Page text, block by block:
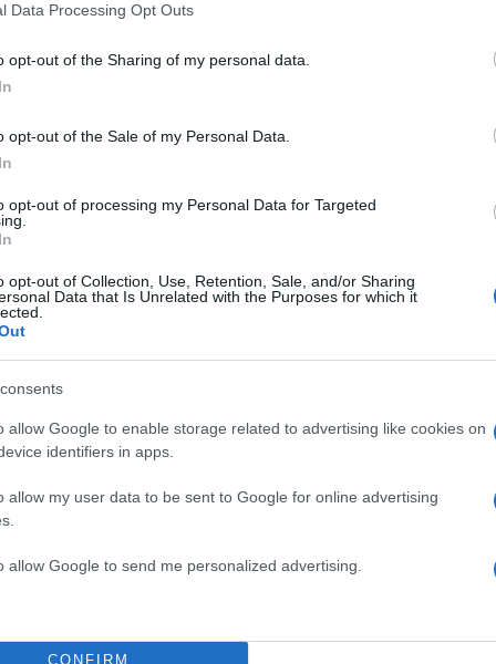
Data Processing Opt Outs
opt-out of the Sharing of my personal data.
opt-out of the Sale of my Personal Data.
opt-out of processing my Personal Data for Targeted
opt-out of Collection, Use, Retention, Sale, and/or Sharing
Data that Is Unrelated with the Purposes for which it
allow Google to enable storage related to advertising like cookies on
identifiers in apps.
allow my user data to be sent to Google for online advertising
allow Google to send me personalized advertising.
CONFIRM
a la Selección! Felicidades a todas las
Pardo (@Claudiashein) June 11,
ΔΙΑΦΗΜΙΣΗ